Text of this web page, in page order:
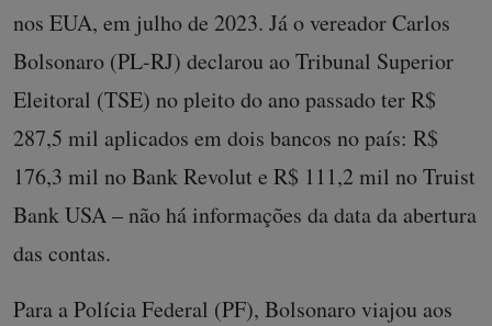
nos EUA, em julho de 2023. Já o vereador Carlos
Bolsonaro (PL-RJ) declarou ao Tribunal Superior
Eleitoral (TSE) no pleito do ano passado ter R$
287,5 mil aplicados em dois bancos no país: R$
176,3 mil no Bank Revolut e R$ 111,2 mil no Truist
Bank USA – não há informações da data da abertura
das contas.
Para a Polícia Federal (PF), Bolsonaro viajou aos